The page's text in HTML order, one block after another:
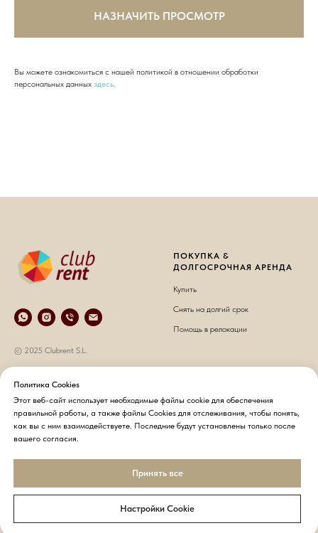
НАЗНАЧИТЬ ПРОСМОТР
Вы можете ознакомиться с нашей политикой в отношении обработки
персональных данных здесь.
Политика Cookies
Этот веб-сайт использует необходимые файлы cookie для обеспечения
правильной работы, а также файлы Cookies для отслеживания, чтобы понять,
как вы с ним взаимодействуете. Последние будут установлены только после
вашего согласия.
Принять все
Настройки Cookie
© 2025 Clubrent S.L.
ПОКУПКА &
ДОЛГОСРОЧНАЯ АРЕНДА
Купить
Снять на долгий срок
Помощь в релокации
КРАТКОСРОЧНАЯ АРЕНДА
Снять на короткий срок
Хозяевам недвижимости
О компании
Контакты